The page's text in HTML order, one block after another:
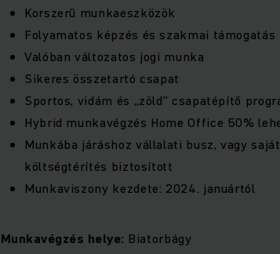
Korszerű munkaeszközök
Folyamatos képzés és szakmai támogatás
Valóban változatos jogi munka
Sikeres összetartó csapat
Sportos, vidám és „zöld” csapatépítő
Hybrid munkavégzés Home Office 50%
Munkába járáshoz vállalati busz, vagy
költségtérítés biztosított
Munkaviszony kezdete: 2024. januártól
Munkavégzés helye: Biatorbágy